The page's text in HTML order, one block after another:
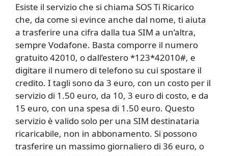
Esiste il servizio che si chiama SOS Ti Ricarico
che, da come si evince anche dal nome, ti aiuta
a trasferire una cifra dalla tua SIM a un’altra,
sempre Vodafone. Basta comporre il numero
gratuito 42010, o dall’estero *123*42010#, e
digitare il numero di telefono su cui spostare il
credito. I tagli sono da 3 euro, con un costo per il
servizio di 1.50 euro, da 10, 3 euro di costo, e da
15 euro, con una spesa di 1.50 euro. Questo
servizio è valido solo per una SIM destinataria
ricaricabile, non in abbonamento. Si possono
trasferire un massimo giornaliero di 36 euro, o